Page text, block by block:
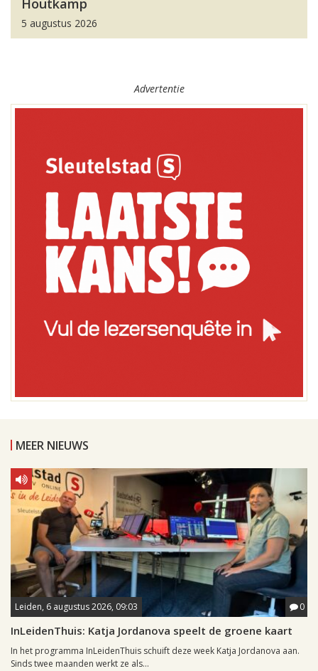
Houtkamp
5 augustus 2026
Advertentie
MEER NIEUWS
Leiden, 6 augustus 2026, 09:03 0
InLeidenThuis: Katja Jordanova speelt de groene kaart
In het programma InLeidenThuis schuift deze week Katja Jordanova aan.
Sinds twee maanden werkt ze als...